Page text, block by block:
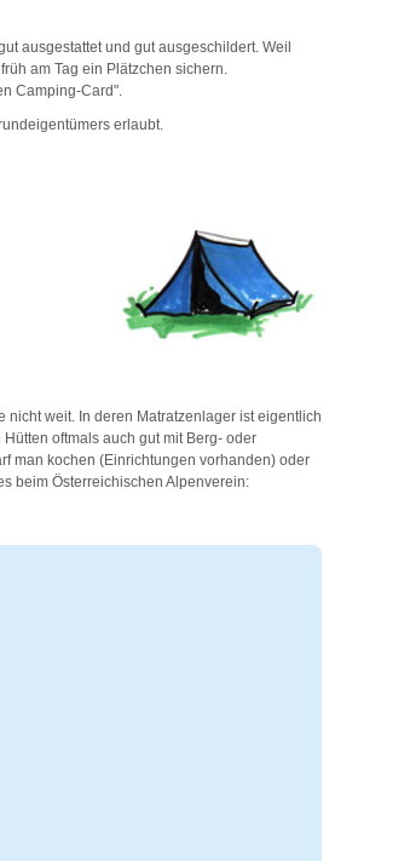
ausgestattet und gut ausgeschildert. Weil
am Tag ein Plätzchen sichern.
Camping-Card".
erlaubt.
nicht weit. In deren Matratzenlager ist eigentlich
oftmals auch gut mit Berg- oder
man kochen (Einrichtungen vorhanden) oder
beim Österreichischen Alpenverein: